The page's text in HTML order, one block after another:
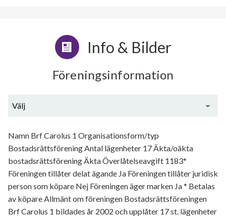
Info & Bilder
Föreningsinformation
Välj
Namn Brf Carolus 1 Organisationsform/typ
Bostadsrättsförening Antal lägenheter 17 Äkta/oäkta
bostadsrättsförening Äkta Överlåtelseavgift 1183*
Föreningen tillåter delat ägande Ja Föreningen tillåter juridisk
person som köpare Nej Föreningen äger marken Ja * Betalas
av köpare Allmänt om föreningen Bostadsrättsföreningen
Brf Carolus 1 bildades år 2002 och upplåter 17 st. lägenheter